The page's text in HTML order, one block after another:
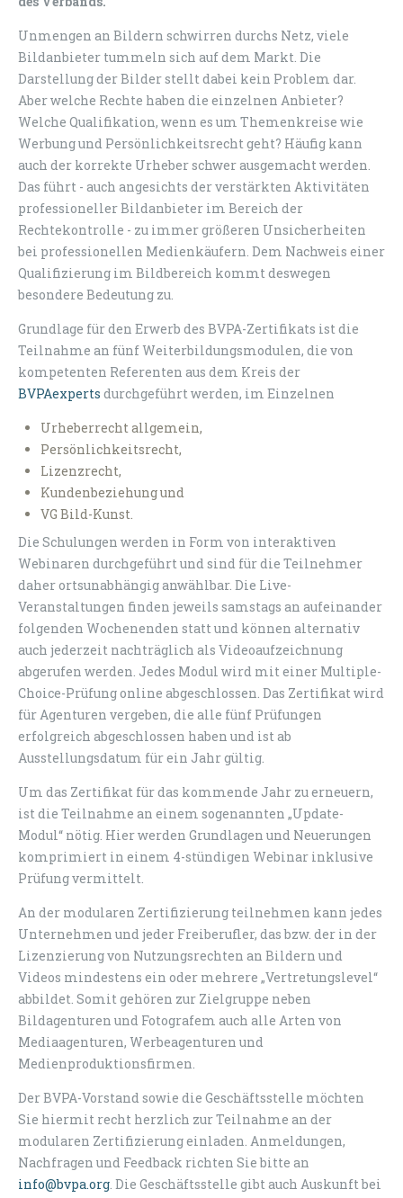
Unmengen an Bildern schwirren durchs Netz, viele
Bildanbieter tummeln sich auf dem Markt. Die
Darstellung der Bilder stellt dabei kein Problem dar.
Aber welche Rechte haben die einzelnen Anbieter?
Welche Qualifikation, wenn es um Themenkreise wie
Werbung und Persönlichkeitsrecht geht? Häufig kann
auch der korrekte Urheber schwer ausgemacht werden.
Das führt - auch angesichts der verstärkten Aktivitäten
professioneller Bildanbieter im Bereich der
Rechtekontrolle - zu immer größeren Unsicherheiten
bei professionellen Medienkäufern. Dem Nachweis einer
Qualifizierung im Bildbereich kommt deswegen
besondere Bedeutung zu.
Grundlage für den Erwerb des BVPA-Zertifikats ist die
Teilnahme an fünf Weiterbildungsmodulen, die von
kompetenten Referenten aus dem Kreis der
BVPAexperts durchgeführt werden, im Einzelnen
Urheberrecht allgemein,
Persönlichkeitsrecht,
Lizenzrecht,
Kundenbeziehung und
VG Bild-Kunst.
Die Schulungen werden in Form von interaktiven
Webinaren durchgeführt und sind für die Teilnehmer
daher ortsunabhängig anwählbar. Die Live-
Veranstaltungen finden jeweils samstags an aufeinander
folgenden Wochenenden statt und können alternativ
auch jederzeit nachträglich als Videoaufzeichnung
abgerufen werden. Jedes Modul wird mit einer Multiple-
Choice-Prüfung online abgeschlossen. Das Zertifikat wird
für Agenturen vergeben, die alle fünf Prüfungen
erfolgreich abgeschlossen haben und ist ab
Ausstellungsdatum für ein Jahr gültig.
Um das Zertifikat für das kommende Jahr zu erneuern,
ist die Teilnahme an einem sogenannten „Update-
Modul“ nötig. Hier werden Grundlagen und Neuerungen
komprimiert in einem 4-stündigen Webinar inklusive
Prüfung vermittelt.
An der modularen Zertifizierung teilnehmen kann jedes
Unternehmen und jeder Freiberufler, das bzw. der in der
Lizenzierung von Nutzungsrechten an Bildern und
Videos mindestens ein oder mehrere „Vertretungslevel“
abbildet. Somit gehören zur Zielgruppe neben
Bildagenturen und Fotografem auch alle Arten von
Mediaagenturen, Werbeagenturen und
Medienproduktionsfirmen.
Der BVPA-Vorstand sowie die Geschäftsstelle möchten
Sie hiermit recht herzlich zur Teilnahme an der
modularen Zertifizierung einladen. Anmeldungen,
Nachfragen und Feedback richten Sie bitte an
info@bvpa.org. Die Geschäftsstelle gibt auch Auskunft bei